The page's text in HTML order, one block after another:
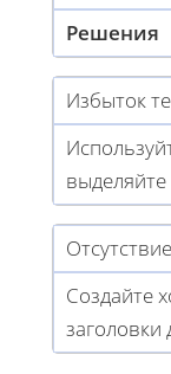
Решения
Избыток
Создайте
заголовки